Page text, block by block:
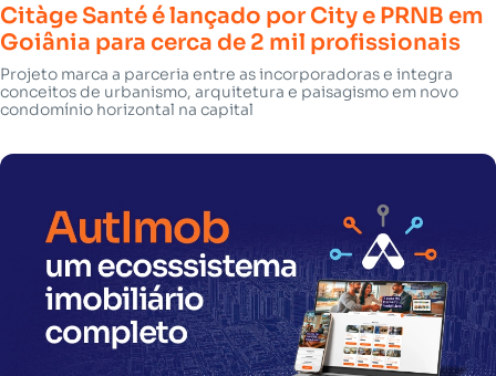
Citàge Santé é lançado por City e PRNB em
Goiânia para cerca de 2 mil profissionais
Projeto marca a parceria entre as incorporadoras e integra
conceitos de urbanismo, arquitetura e paisagismo em novo
condomínio horizontal na capital